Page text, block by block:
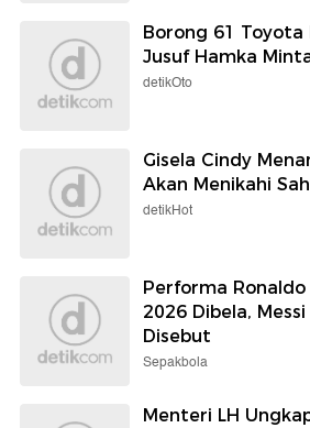
Borong 61 Toyota
Jusuf Hamka
detikOto
Gisela Cindy
Akan Menikahi
detikHot
Performa
2026 Dibela,
Disebut
Sepakbola
Menteri LH